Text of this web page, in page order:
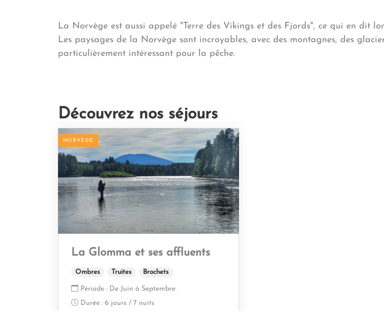
La Norvège est aussi appelé "Terre des Vikings et des Fjords", ce qui en dit
Les paysages de la Norvège sont incroyables, avec des montagnes, des
particulièrement intéressant pour la pêche.
Découvrez nos séjours
NORVÈGE
La Glomma et ses affluents
Ombres Truites Brochets
Période : De Juin à Septembre.
Durée : 6 jours / 7 nuits